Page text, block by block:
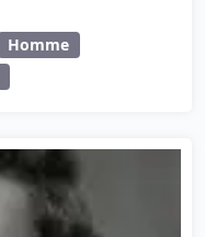
Homme